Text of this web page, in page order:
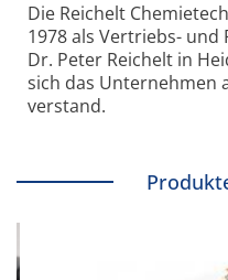
Die Reichelt
1978 als Vertriebs-
Dr. Peter Reichelt in
sich das Unternehmen
verstand.